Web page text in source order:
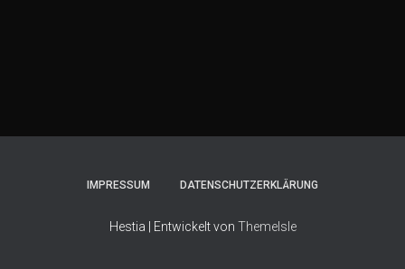
IMPRESSUM DATENSCHUTZERKLÄRUNG
Hestia | Entwickelt von ThemeIsle